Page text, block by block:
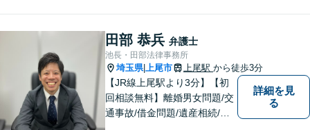
談ください【相続】税理士や
司法書士などと連携し、複雑
な案件も対応。【狭山市駅4
分】
田部 恭兵 弁護士
池長・田部法律事務所
埼玉県| 上尾市 上尾駅 から徒歩3分
【JR線上尾駅より3分】【初
回相談無料】離婚男女問題/交
通事故/借金問題/遺産相続/債
詳細を見
る